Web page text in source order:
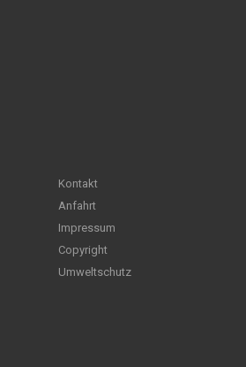
Kontakt
Anfahrt
Impressum
Copyright
Umweltschutz